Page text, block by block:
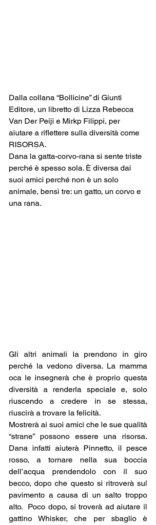
Dalla collana “Bollicine” di Giunti
Editore, un libretto di Lizza Rebecca
Van Der Peiji e Mirkp Filippi, per
aiutare a riflettere sulla diversità come
RISORSA.
Dana la gatta-corvo-rana si sente triste
perché è spesso sola. È diversa dai
suoi amici perché non è un solo
animale, bensì tre: un gatto, un corvo e
una rana.
Gli altri animali la prendono in giro
perché la vedono diversa. La mamma
oca le insegnerà che è proprio questa
diversità a renderla speciale e, solo
riuscendo a credere in se stessa,
riuscirà a trovare la felicità.
Mostrerà ai suoi amici che le sue qualità
“strane” possono essere una risorsa.
Dana infatti aiuterà Pinnetto, il pesce
rosso, a tornare nella sua boccia
dell’acqua prendendolo con il suo
becco, dopo che questo si ritroverà sul
pavimento a causa di un salto troppo
alto.  Poco dopo, si troverà ad aiutare il
gattino Whisker, che per sbaglio è